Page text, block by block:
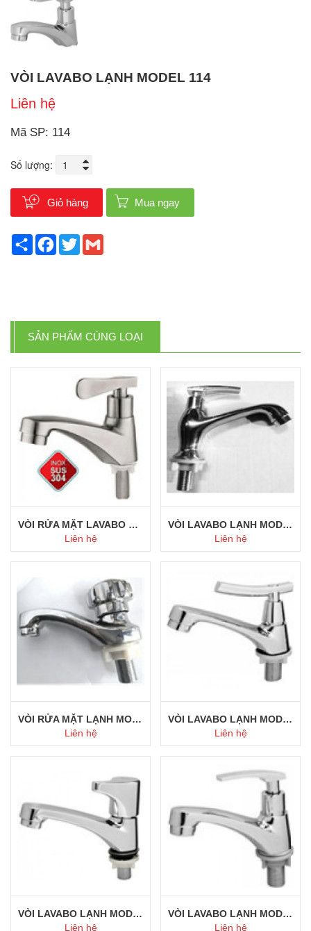
VÒI LAVABO LẠNH MODEL 114
Liên hệ
Mã SP: 114
Số lượng:
Giỏ hàng Mua ngay
ShareFacebook
Twitter
SẢN PHẨM CÙNG LOẠI
Mua ngay
VÒI RỬA MẶT LAVABO MODEL 119
Liên hệ
Mua ngay
VÒI LAVABO LẠNH MODEL 118
Liên hệ
Mua ngay
VÒI RỬA MẶT LẠNH MODEL 117
Liên hệ
Mua ngay
VÒI LAVABO LẠNH MODEL 116
Liên hệ
VÒI LAVABO LẠNH MODEL 115
Liên hệ
VÒI LAVABO LẠNH MODEL 113
Liên hệ